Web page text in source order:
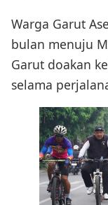
Warga Garut
bulan menuju
Garut doakan
selama